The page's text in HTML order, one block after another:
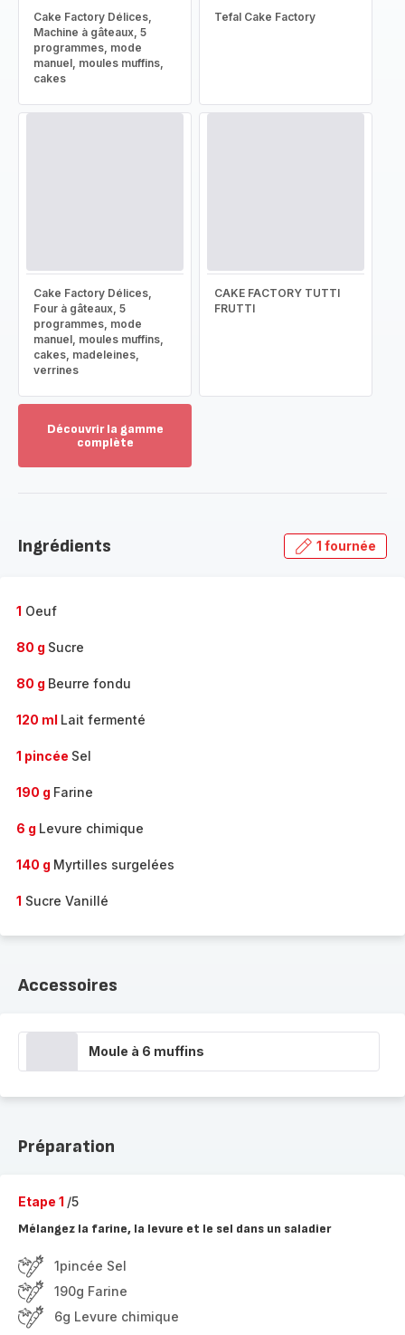
Cake Factory Délices,
Machine à gâteaux, 5
programmes, mode
manuel, moules muffins,
cakes
Tefal Cake Factory
Cake Factory Délices,
Four à gâteaux, 5
programmes, mode
manuel, moules muffins,
cakes, madeleines,
verrines
CAKE FACTORY TUTTI
FRUTTI
Découvrir la gamme
complète
gamme
Ingrédients 1 fournée
1 Oeuf
80 g Sucre
80 g Beurre fondu
120 ml Lait fermenté
1 pincée Sel
190 g Farine
6 g Levure chimique
140 g Myrtilles surgelées
1 Sucre Vanillé
Accessoires
Moule à 6 muffins
Préparation
Etape 1 /5
Mélangez la farine, la levure et le sel dans un saladier
1pincée Sel
190g Farine
6g Levure chimique